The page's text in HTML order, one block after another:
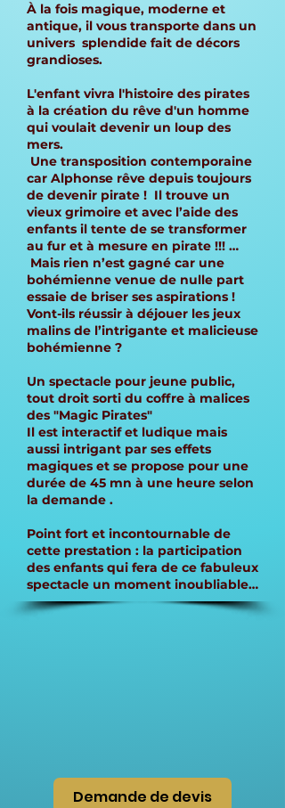
À la fois magique, moderne et
antique, il vous transporte dans un
univers splendide fait de décors
grandioses.
L'enfant vivra l'histoire des pirates
à la création du rêve d'un homme
qui voulait devenir un loup des
mers.
Une transposition contemporaine
car Alphonse rêve depuis toujours
de devenir pirate ! Il trouve un
vieux grimoire et avec l’aide des
enfants il tente de se transformer
au fur et à mesure en pirate !!! …
Mais rien n’est gagné car une
bohémienne venue de nulle part
essaie de briser ses aspirations !
Vont-ils réussir à déjouer les jeux
malins de l’intrigante et malicieuse
bohémienne ?
Un spectacle pour jeune public,
tout droit sorti du coffre à malices
des "Magic Pirates"
Il est interactif et ludique mais
aussi intrigant par ses effets
magiques et se propose pour une
durée de 45 mn à une heure selon
la demande .
Point fort et incontournable de
cette prestation : la participation
des enfants qui fera de ce fabuleux
spectacle un moment inoubliable…
Demande de devis